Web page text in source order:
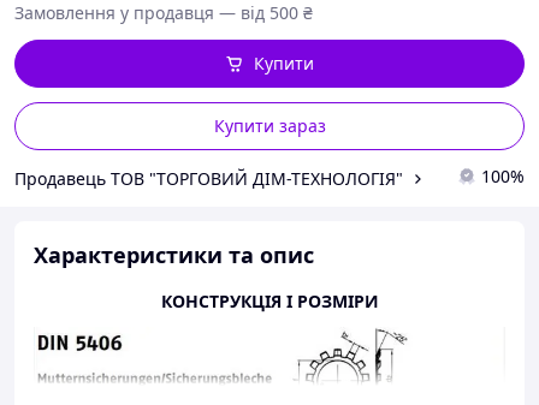
Замовлення у продавця — від 500 ₴
Купити зараз
Купити
Продавець ТОВ "ТОРГОВИЙ ДІМ-ТЕХНОЛОГІЯ" 100%
Характеристики та опис
КОНСТРУКЦІЯ І РОЗМІРИ